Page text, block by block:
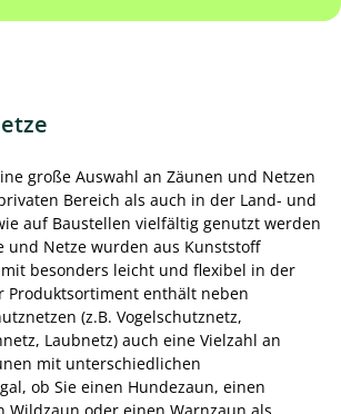
große Auswahl an Zäunen und Netzen
Bereich als auch in der Land- und
auf Baustellen vielfältig genutzt werden
und Netze wurden aus Kunststoff
besonders leicht und flexibel in der
Produktsortiment enthält neben
(z.B. Vogelschutznetz,
Laubnetz) auch eine Vielzahl an
mit unterschiedlichen
ob Sie einen Hundezaun, einen